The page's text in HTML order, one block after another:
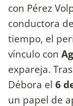
con Pérez
conductora
tiempo, el
vínculo con
expareja.
Débora el 6
un papel de